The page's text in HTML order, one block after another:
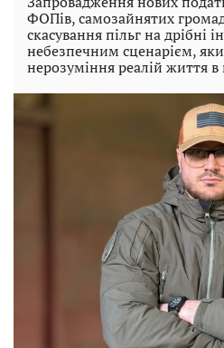
ФОПів, самозайнятих
скасування пільг на дрібні
небезпечним сценарієм,
нерозуміння реалій життя в